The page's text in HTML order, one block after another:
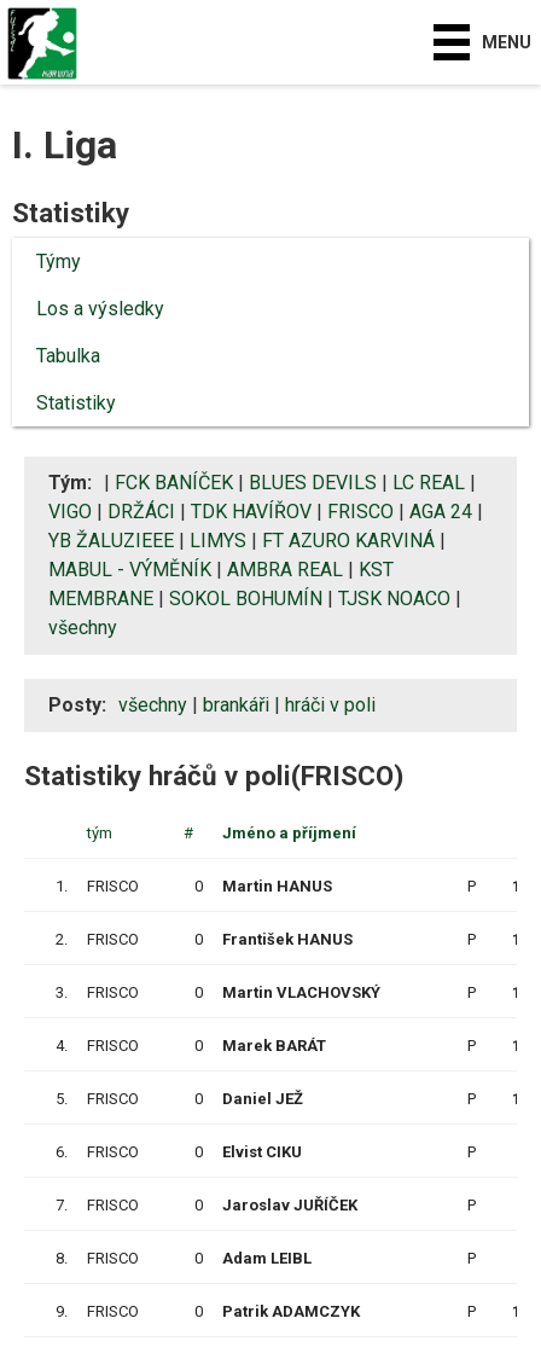
MENU
I. Liga
Statistiky
Týmy
Los a výsledky
Tabulka
Statistiky
Tým: FCK BANÍČEK BLUES DEVILS LC REAL
VIGO
DRŽÁCI TDK HAVÍŘOV FRISCO AGA 24
YB ŽALUZIEEE
LIMYS FT AZURO KARVINÁ
MABUL - VÝMĚNÍK
AMBRA REAL
KST
MEMBRANE
SOKOL BOHUMÍN TJSK NOACO
všechny
Posty: všechny brankáři hráči v poli
Statistiky hráčů v poli(FRISCO)
tým # Jméno a příjmení
1. FRISCO 0 Martin HANUS P 15
2. FRISCO 0 František HANUS P 15
3. FRISCO 0 Martin VLACHOVSKÝ P 15
4. FRISCO 0 Marek BARÁT P 15
5. FRISCO 0 Daniel JEŽ P 15
6. FRISCO 0 Elvist CIKU P
7. FRISCO 0 Jaroslav JUŘÍČEK P
8. FRISCO 0 Adam LEIBL P
9. FRISCO 0 Patrik ADAMCZYK P 15